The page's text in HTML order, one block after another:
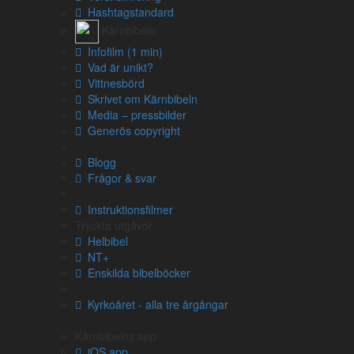
Hashtagstandard
Infofilm (1 min)
Vad är unikt?
Vittnesbörd
Skrivet om Kärnbibeln
Media – pressbilder
Generös copyright
Blogg
Frågor & svar
Instruktionsfilmer
Helbibel
NT+
Enskilda bibelböcker
Kyrkoåret - alla tre årgångar
Om Kärnbibeln
Vittnesbörd
Generös copyright
Instruktionsfilmer
Välkommen till Bibeln
Uttryck och stilfigurer
Konvertera bibelreferenser